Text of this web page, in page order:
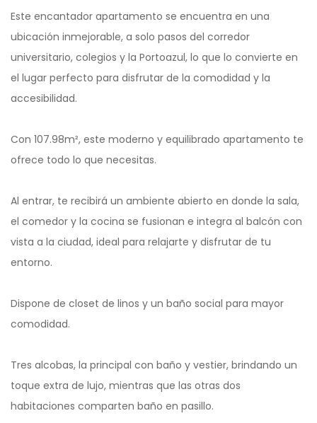
Este encantador apartamento se encuentra en una
ubicación inmejorable, a solo pasos del corredor
universitario, colegios y la Portoazul, lo que lo convierte en
el lugar perfecto para disfrutar de la comodidad y la
accesibilidad.
Con 107.98m², este moderno y equilibrado apartamento te
ofrece todo lo que necesitas.
Al entrar, te recibirá un ambiente abierto en donde la sala,
el comedor y la cocina se fusionan e integra al balcón con
vista a la ciudad, ideal para relajarte y disfrutar de tu
entorno.
Dispone de closet de linos y un baño social para mayor
comodidad.
Tres alcobas, la principal con baño y vestier, brindando un
toque extra de lujo, mientras que las otras dos
habitaciones comparten baño en pasillo.